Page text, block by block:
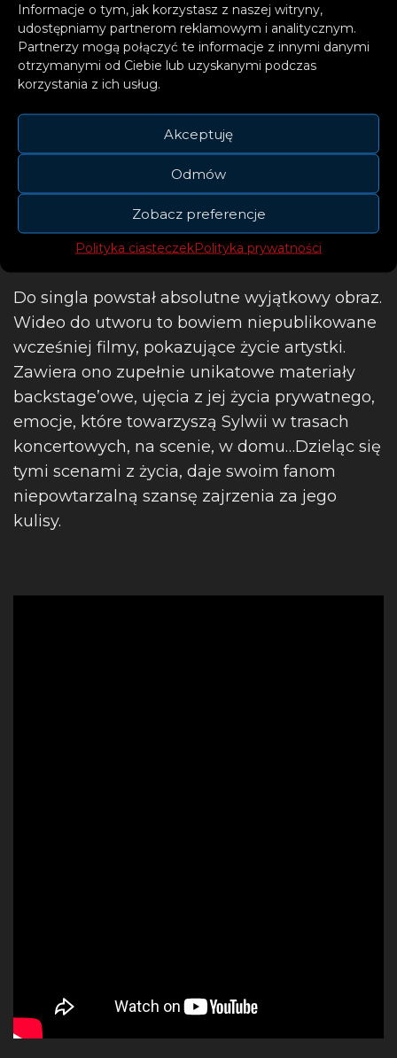
Informacje o tym, jak korzystasz z naszej witryny,
udostępniamy partnerom reklamowym i analitycznym.
Partnerzy mogą połączyć te informacje z innymi danymi
otrzymanymi od Ciebie lub uzyskanymi podczas
korzystania z ich usług.
Akceptuję
Odmów
Zobacz preferencje
Polityka ciasteczekPolityka prywatności
Do singla powstał absolutne wyjątkowy obraz.
Wideo do utworu to bowiem niepublikowane
wcześniej filmy, pokazujące życie artystki.
Zawiera ono zupełnie unikatowe materiały
backstage’owe, ujęcia z jej życia prywatnego,
emocje, które towarzyszą Sylwii w trasach
koncertowych, na scenie, w domu…Dzieląc się
tymi scenami z życia, daje swoim fanom
niepowtarzalną szansę zajrzenia za jego
kulisy.